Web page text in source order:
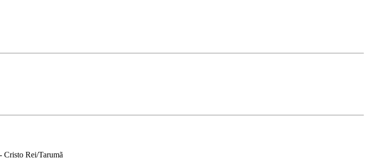
Cristo Rei/Tarumã